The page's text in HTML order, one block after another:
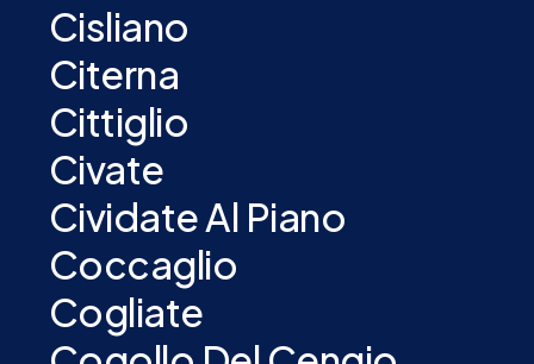
Cisliano
Citerna
Cittiglio
Civate
Cividate Al Piano
Coccaglio
Cogliate